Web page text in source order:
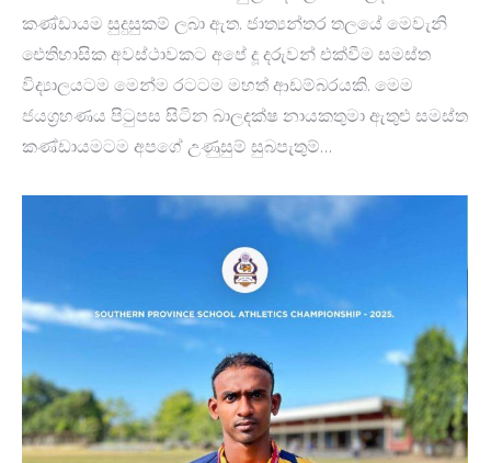
කණ්ඩායම සුදුසුකම් ලබා ඇත. ජාත්‍යන්තර තලයේ මෙවැනි
ඓතිහාසික අවස්ථාවකට අපේ දූ දරුවන් එක්වීම සමස්ත
විද්‍යාලයටම මෙන්ම රටටම මහත් ආඩම්බරයකි. මෙම
ජයග්‍රහණය පිටුපස සිටින බාලදක්ෂ නායකතුමා ඇතුළු සමස්ත
කණ්ඩායමටම අපගේ උණුසුම් සුබපැතුම්…